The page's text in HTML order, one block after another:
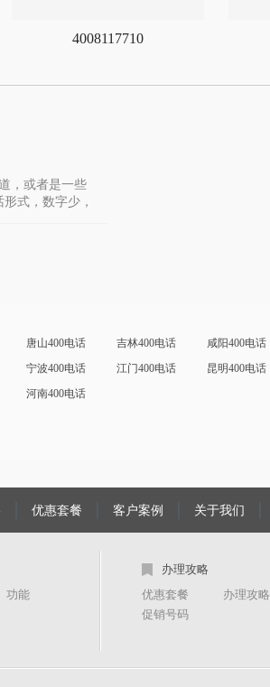
4008117710
，或者是一些
式，数字少，
唐山400电话 吉林400电话 咸阳400电话
宁波400电话 江门400电话 昆明400电话
河南400电话
优惠套餐 客户案例 关于我们
功能
办理攻略
优惠套餐
办理攻略
促销号码